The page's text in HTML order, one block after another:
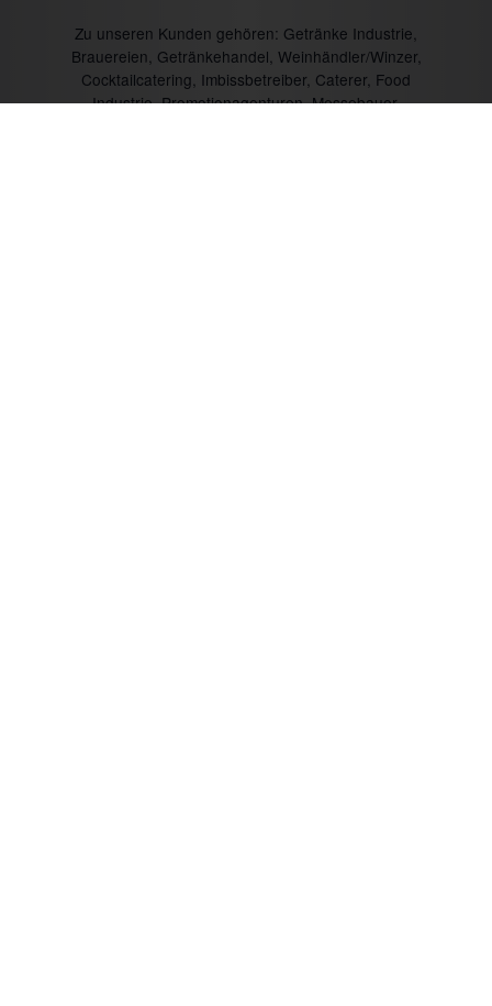
Zu unseren Kunden gehören: Getränke Industrie,
Brauereien, Getränkehandel, Weinhändler/Winzer,
Cocktailcatering, Imbissbetreiber, Caterer, Food
Industrie, Promotionagenturen, Messebauer,